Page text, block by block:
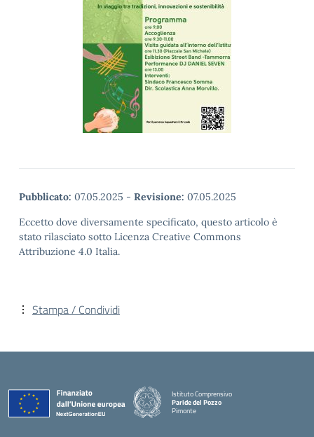
Pubblicato: 07.05.2025 - Revisione: 07.05.2025
Eccetto dove diversamente specificato, questo articolo è
stato rilasciato sotto Licenza Creative Commons
Attribuzione 4.0 Italia.
Stampa / Condividi
Istituto Comprensivo
Paride del Pozzo
Pimonte